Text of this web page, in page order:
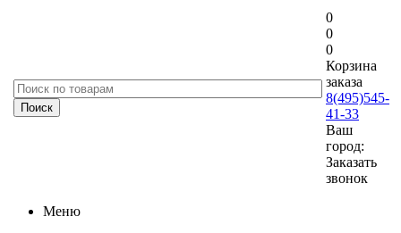
0
0
0
Корзина
заказа
8(495)545-
41-33
Ваш
город:
Заказать
звонок
Меню